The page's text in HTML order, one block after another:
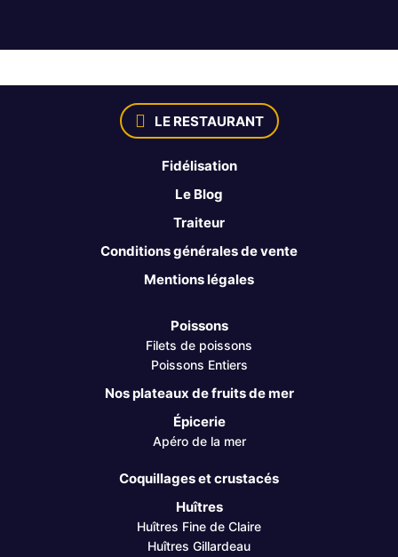
LE RESTAURANT
Fidélisation
Le Blog
Traiteur
Conditions générales de vente
Mentions légales
Poissons
Filets de poissons
Poissons Entiers
Nos plateaux de fruits de mer
Épicerie
Apéro de la mer
Coquillages et crustacés
Huîtres
Huîtres Fine de Claire
Huîtres Gillardeau